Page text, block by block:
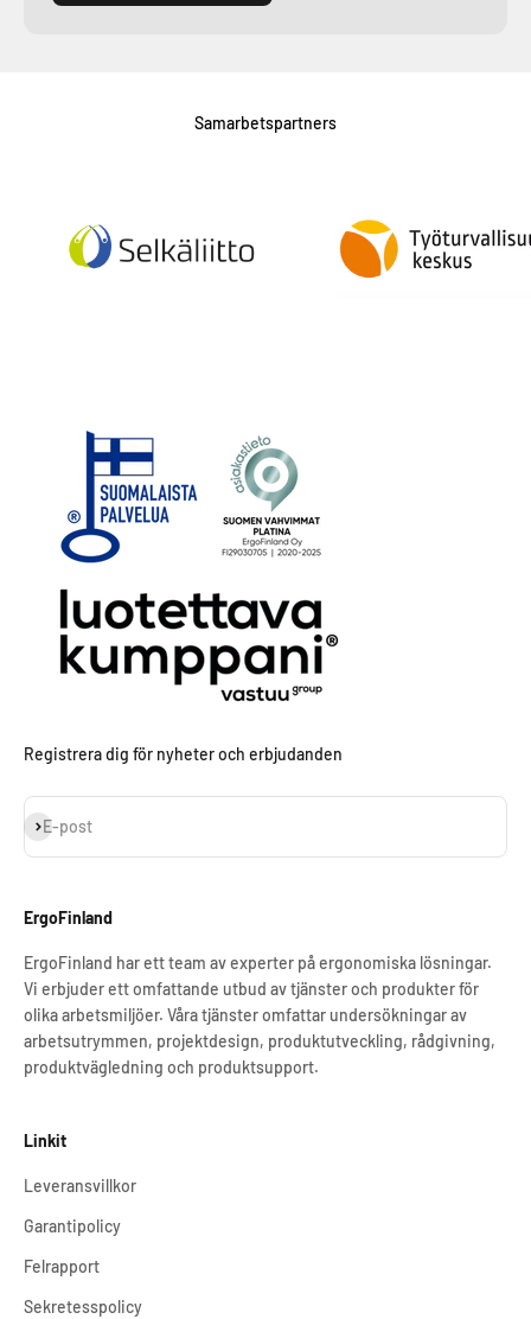
Samarbetspartners
Registrera dig för nyheter och erbjudanden
E-post
Prenumerera
ErgoFinland
ErgoFinland har ett team av experter på ergonomiska lösningar.
Vi erbjuder ett omfattande utbud av tjänster och produkter för
olika arbetsmiljöer. Våra tjänster omfattar undersökningar av
arbetsutrymmen, projektdesign, produktutveckling, rådgivning,
produktvägledning och produktsupport.
Linkit
Leveransvillkor
Garantipolicy
Felrapport
Sekretesspolicy